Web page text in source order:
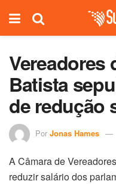
Vereadores
Batista
de redução
Por Jonas Hames
A Câmara de
reduzir salário dos